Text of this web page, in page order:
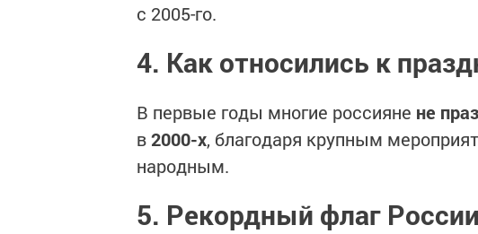
с 2005-го.
4. Как относились к
В первые годы многие россияне не
в2000-х, благодаря крупным
народным.
5. Рекордный флаг России